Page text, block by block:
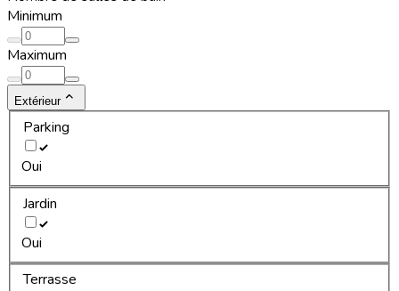
Minimum
Maximum
Extérieur
Parking
Oui
Jardin
Oui
Terrasse